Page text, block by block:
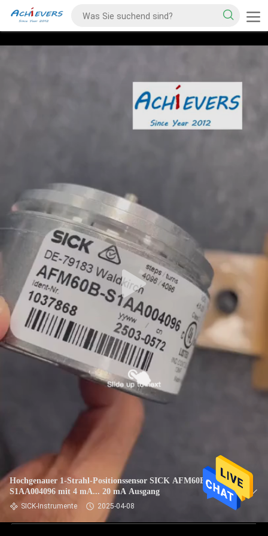
Hochgenauer 1-Strahl-Positionssensor SICK AFM60B
S1AA004096 mit 4 mA... 20 mA Ausgang
SICK-Instrumente 2025-04-08